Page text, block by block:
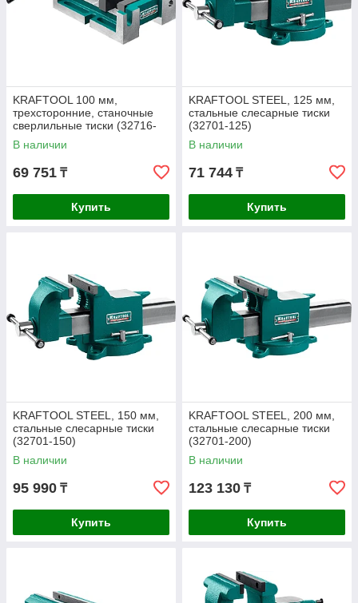
KRAFTOOL 100 мм,
трехсторонние, станочные
сверлильные тиски (32716-
100)
В наличии
69 751 ₸
Купить
KRAFTOOL STEEL, 125 мм,
стальные слесарные тиски
(32701-125)
В наличии
71 744 ₸
Купить
KRAFTOOL STEEL, 150 мм,
стальные слесарные тиски
(32701-150)
В наличии
95 990 ₸
Купить
KRAFTOOL STEEL, 200 мм,
стальные слесарные тиски
(32701-200)
В наличии
123 130 ₸
Купить